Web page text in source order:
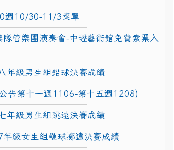
週10/30-11/3菜單
管樂團演奏會-中壢藝術館免費索票入
年級男生組鉛球決賽成績
告第十一週1106-第十五週1208)
年級男生組跳遠決賽成績
級女生組壘球擲遠決賽成績